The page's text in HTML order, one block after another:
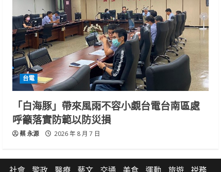
台電
「白海豚」帶來風雨不容小覷台電台南區處
呼籲落實防範以防災損
蔡 永源 2026 年 8 月 7 日